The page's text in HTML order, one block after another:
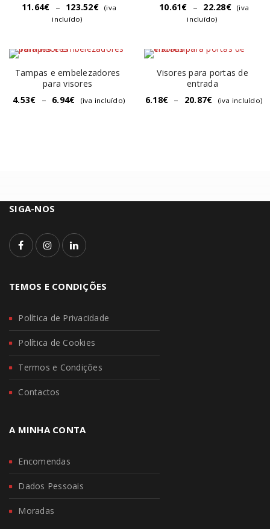
11.64€ – 123.52€
(iva
incluído)
10.61€ – 22.28€
(iva
incluído)
Tampas e embelezadores
para visores
4.53€ – 6.94€ (iva incluído)
Visores para portas de
entrada
6.18€ – 20.87€ (iva incluído)
SIGA-NOS
TEMOS E CONDIÇÕES
Política de Privacidade
Política de Cookies
Termos e Condições
Contactos
A MINHA CONTA
Encomendas
Dados Pessoais
Moradas